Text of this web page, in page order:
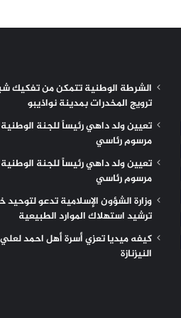
الشرطة الوطنية تتمكن من تفكيك
ترويج المخدرات بمدينة نواذيبو
تعيين ولد داهي رئيساً للجنة
مرسوم رئاسي
تعيين ولد داهي رئيساً للجنة
مرسوم رئاسي
وزارة الشؤون الإسلامية تدعو
ترشيد استهلاك الموارد الطبيعية
كيفه ميديا تعزي أسرة أهل احمد
النيزنازة